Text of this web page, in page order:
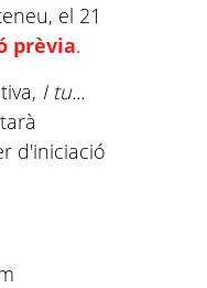
el 21
prèvia.
I tu...
d'iniciació